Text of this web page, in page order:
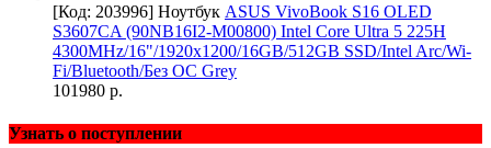
[Код: 203996] Ноутбук ASUS VivoBook S16 OLED
S3607CA (90NB16I2-M00800) Intel Core Ultra 5 225H
4300MHz/16"/1920x1200/16GB/512GB SSD/Intel Arc/Wi-
Fi/Bluetooth/Без ОС Grey
101980 р.
Узнать о поступлении